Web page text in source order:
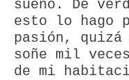
sueño. De
esto lo hago
pasión, quizá
soñe mil
de mi